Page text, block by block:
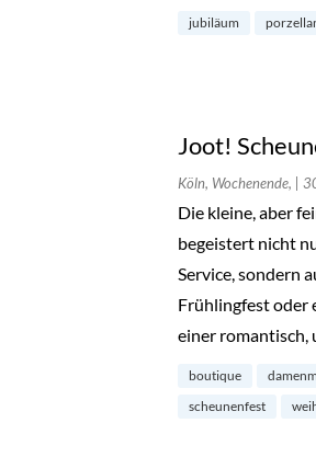
jubiläum
Joot!
Köln, Wochenende, |
Die kleine, aber
begeistert nicht
Service, sondern
Frühlingfest oder
einer romantisch,
boutique
scheunenfest